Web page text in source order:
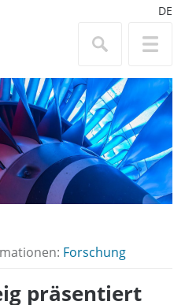
DE
Forschung
präsentiert